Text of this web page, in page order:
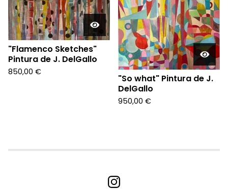
"Flamenco Sketches"
Pintura de J. DelGallo
850,00 €
"So what" Pintura de J.
DelGallo
950,00 €